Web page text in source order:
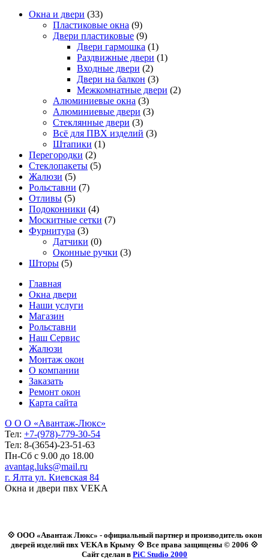
Окна и двери (33)
Пластиковые окна (9)
Двери пластиковые (9)
Двери гармошка (1)
Раздвижные двери (1)
Входные двери (2)
Двери на балкон (3)
Межкомнатные двери (2)
Алюминиевые окна (3)
Алюминиевые двери (3)
Стеклянные двери (3)
Всё для ПВХ изделий (3)
Штапики (1)
Перегородки (2)
Стеклопакеты (5)
Жалюзи (5)
Рольставни (7)
Отливы (5)
Подоконники (4)
Москитные сетки (7)
Фурнитура (3)
Датчики (0)
Оконные ручки (3)
Шторы (5)
Главная
Окна двери
Наши услуги
Магазин
Рольставни
Наш Сервис
Жалюзи
Монтаж окон
О компании
Заказать
Ремонт окон
Карта сайта
О О О «Авантаж-Люкс»
Тел: +7-(978)-779-30-54
Тел: 8-(3654)-23-51-63
Пн-Сб с 9.00 до 18.00
avantag.luks@mail.ru
г. Ялта ул. Киевская 84
Окна и двери пвх VEKA
💠 ООО «Авантаж Люкс» - официальный партнер и производитель окон
дверей изделий пвх VEKA в Крыму 💠 Все права защищены © 2006 💠
Сайт сделан в PiC Studio 2000